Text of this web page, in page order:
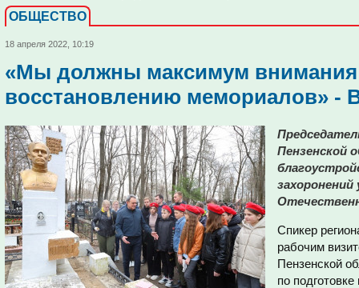
ОБЩЕСТВО
18 апреля 2022, 10:19
«Мы должны максимум внимания
восстановлению мемориалов» -
Пензенской
захоронений
Спикер
рабочим
Пензенской
по